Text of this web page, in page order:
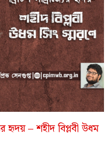
হৃদয় – শহীদ বিপ্লবী উধম